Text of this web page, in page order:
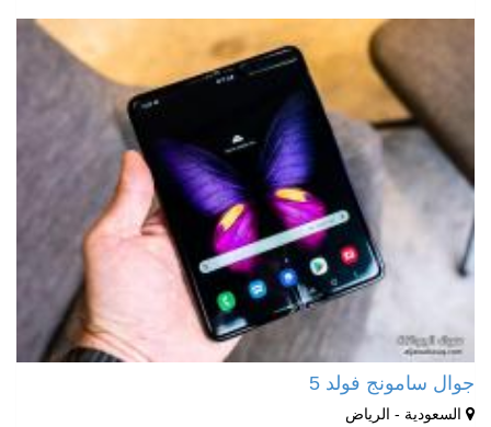
جوال سامونج فولد 5
السعودية - الرياض